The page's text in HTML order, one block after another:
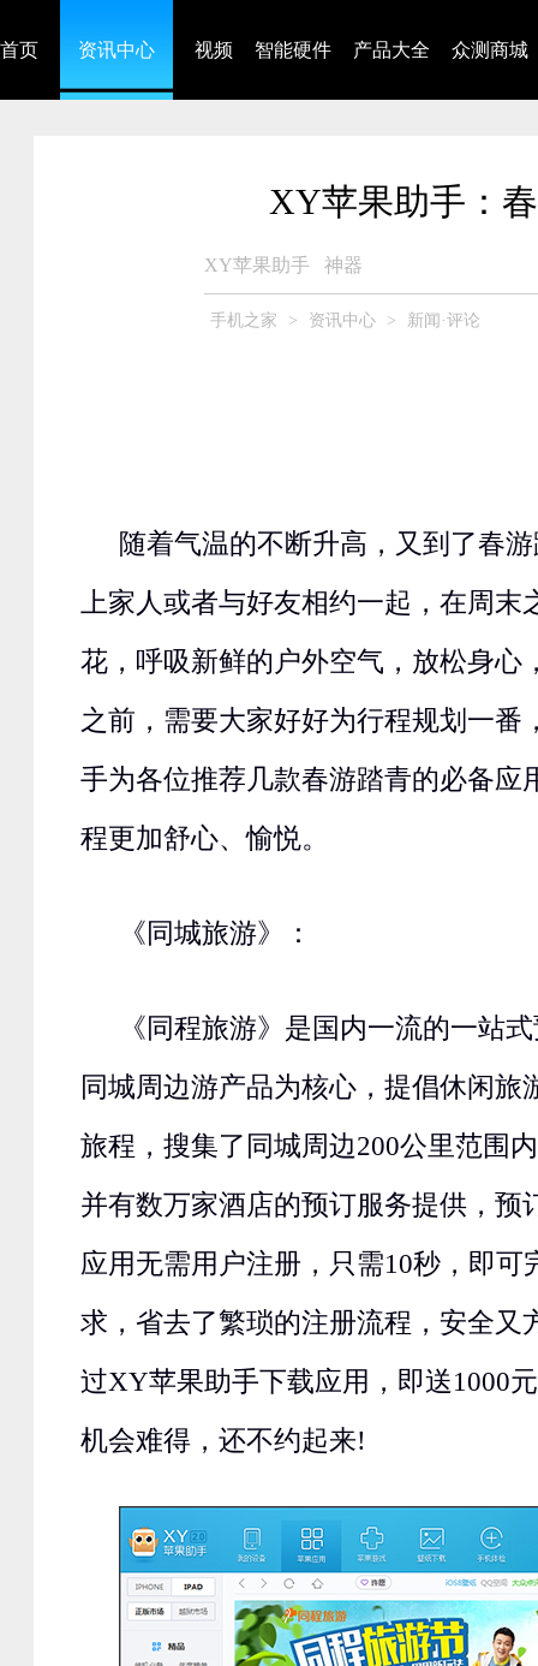
首页 资讯中心 视频 智能硬件 产品大全 众测商城
XY苹果助手：
XY苹果助手 神器
手机之家 > 资讯中心 > 新闻·评论
随着气温的不断升高，又到了春
上家人或者与好友相约一起，在周末
花，呼吸新鲜的户外空气，放松身心
之前，需要大家好好为行程规划一番
手为各位推荐几款春游踏青的必备应
程更加舒心、愉悦。
《同城旅游》：
《同程旅游》是国内一流的一站
同城周边游产品为核心，提倡休闲旅
旅程，搜集了同城周边200公里范围
并有数万家酒店的预订服务提供，预
应用无需用户注册，只需10秒，即可
求，省去了繁琐的注册流程，安全又
过XY苹果助手下载应用，即送1000
机会难得，还不约起来!